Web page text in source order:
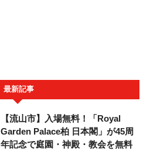
最新記事
【流山市】入場無料！「Royal
Garden Palace柏 日本閣」が45周
年記念で庭園・神殿・教会を無料